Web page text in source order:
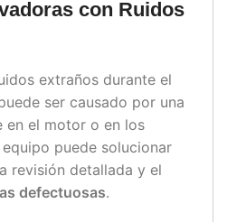
con Ruidos
extraños durante el
ser causado por una
en el motor o en los
puede solucionar
revisión detallada y el
defectuosas.